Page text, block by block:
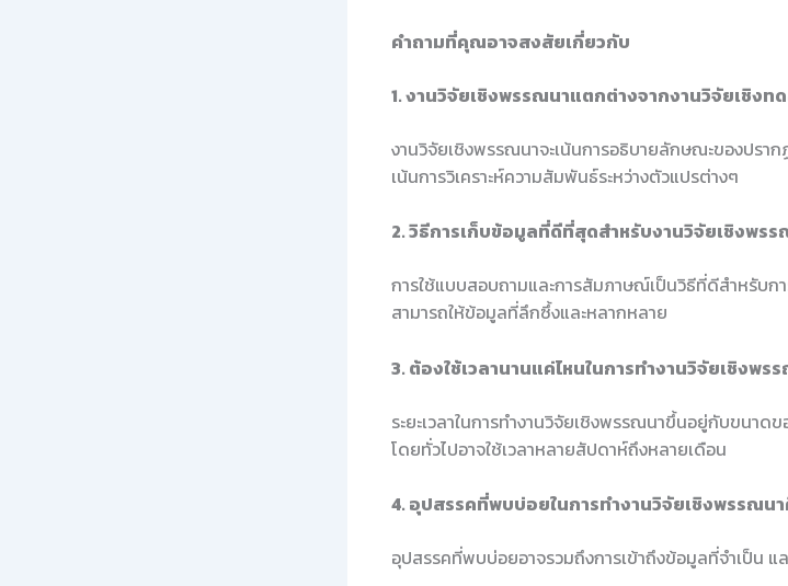
คำถามที่คุณอาจสงสัยเกี่ยวกับ
1. งานวิจัยเชิงพรรณนาแตกต่างจากงานวิจัยเชิงท
งานวิจัยเชิงพรรณนาจะเน้นการอธิบายลักษณะของปรา
เน้นการวิเคราะห์ความสัมพันธ์ระหว่างตัวแปรต่างๆ
2. วิธีการเก็บข้อมูลที่ดีที่สุดสำหรับงานวิจัยเชิงพรร
การใช้แบบสอบถามและการสัมภาษณ์เป็นวิธีที่ดีสำหรับก
สามารถให้ข้อมูลที่ลึกซึ้งและหลากหลาย
3. ต้องใช้เวลานานแค่ไหนในการทำงานวิจัยเชิงพร
ระยะเวลาในการทำงานวิจัยเชิงพรรณนาขึ้นอยู่กับขนา
โดยทั่วไปอาจใช้เวลาหลายสัปดาห์ถึงหลายเดือน
4. อุปสรรคที่พบบ่อยในการทำงานวิจัยเชิงพรรณนา
อุปสรรคที่พบบ่อยอาจรวมถึงการเข้าถึงข้อมูลที่จำเป็น แ